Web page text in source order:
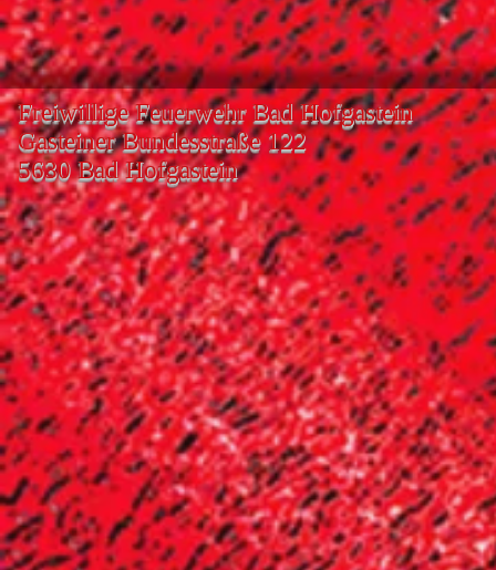
Freiwillige Feuerwehr Bad Hofgastein
Gasteiner Bundesstraße 122
5630 Bad Hofgastein